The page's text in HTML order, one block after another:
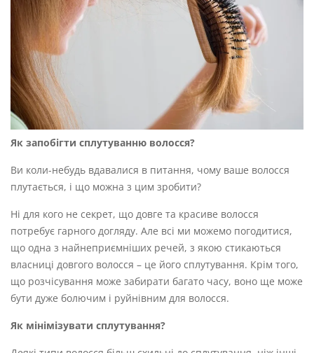
Як запобігти сплутуванню волосся?
Ви коли-небудь вдавалися в питання, чому ваше волосся
плутається, і що можна з цим зробити?
Ні для кого не секрет, що довге та красиве волосся
потребує гарного догляду. Але всі ми можемо погодитися,
що одна з найнеприємніших речей, з якою стикаються
власниці довгого волосся – це його сплутування. Крім того,
що розчісування може забирати багато часу, воно ще може
бути дуже болючим і руйнівним для волосся.
Як мінімізувати сплутування?